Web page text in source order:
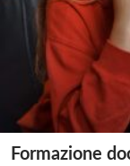
Formazione